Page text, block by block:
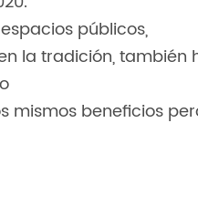
públicos,
la tradición, también
mismos beneficios